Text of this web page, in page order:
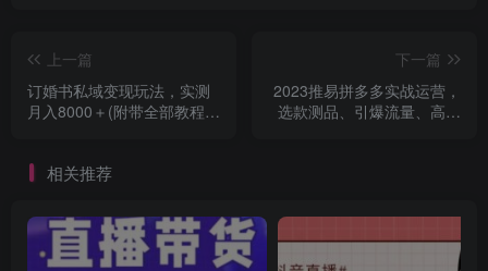
上一篇
订婚书私域变现玩法，实测
月入8000＋(附带全部教程)
下一篇
2023推易拼多多实战运营，
选款测品、引爆流量、高点
相关推荐